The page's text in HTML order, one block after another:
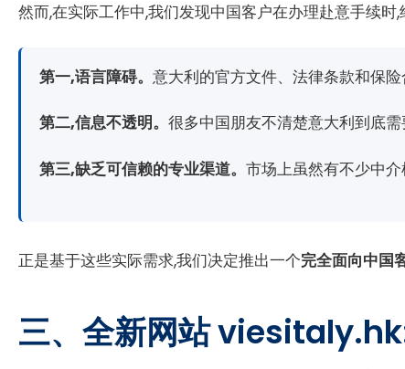
然而,在实际工作中,我们发现中国客户在办理赴意手续时
第一,语言障碍。 意大利的官方文件、法律条款和保
第二,信息不透明。 很多中国朋友不清楚意大利到底
第三,缺乏可信赖的专业渠道。 市场上虽然有不少中
正是基于这些实际需求,我们决定推出一个完全面向中国
三、全新网站